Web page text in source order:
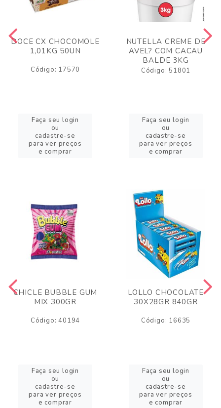
DOCE CX CHOCOMOLE
1,01KG 50UN
Código: 17570
Faça seu login
ou
cadastre-se
para ver preços
e comprar
NUTELLA CREME DE
AVEL? COM CACAU
BALDE 3KG
Código: 51801
Faça seu login
ou
cadastre-se
para ver preços
e comprar
CHICLE BUBBLE GUM
MIX 300GR
Código: 40194
Faça seu login
ou
cadastre-se
para ver preços
e comprar
LOLLO CHOCOLATE
30X28GR 840GR
Código: 16635
Faça seu login
ou
cadastre-se
para ver preços
e comprar